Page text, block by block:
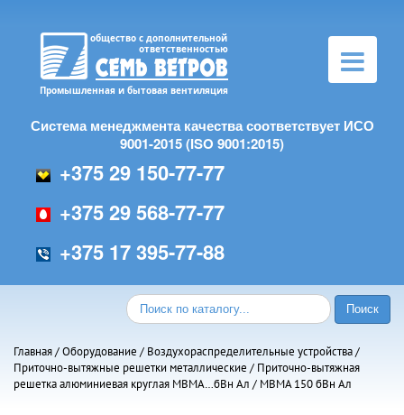
Система менеджмента качества соответствует ИСО
9001-2015 (ISO 9001:2015)
+375 29 150-77-77
+375 29 568-77-77
+375 17 395-77-88
Главная/Оборудование / Воздухораспределительные устройства/
Приточно-вытяжные решетки металлические / Приточно-вытяжная
решетка алюминиевая круглая МВМА…бВн Ал / МВМА 150 бВн Ал